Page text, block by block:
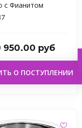
с Фианитом
950.00 руб
О ПОСТУПЛЕНИИ